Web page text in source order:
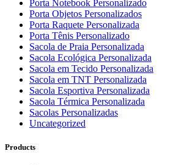
Porta Notebook Personalizado
Porta Objetos Personalizados
Porta Raquete Personalizada
Porta Tênis Personalizado
Sacola de Praia Personalizada
Sacola Ecológica Personalizada
Sacola em Tecido Personalizada
Sacola em TNT Personalizada
Sacola Esportiva Personalizada
Sacola Térmica Personalizada
Sacolas Personalizadas
Uncategorized
Products